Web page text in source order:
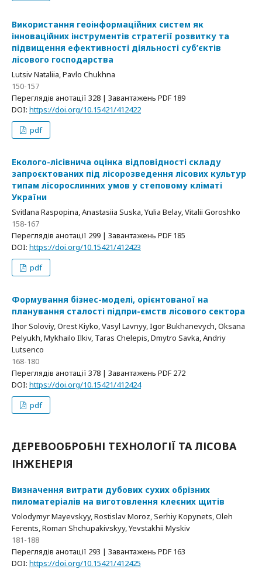
Використання геоінформаційних систем як
інноваційних інструментів стратегії розвитку та
підвищення ефективності діяльності суб’єктів
лісового господарства
Lutsiv Nataliia, Pavlo Chukhna
150-157
Переглядів анотації 328 | Завантажень PDF 189
DOI: https://doi.org/10.15421/412422
pdf
Еколого-лісівнича оцінка відповідності складу
запроєктованих під лісорозведення лісових культур
типам лісорослинних умов у степовому кліматі
України
Svitlana Raspopina, Anastasiia Suska, Yulia Belay, Vitalii Goroshko
158-167
Переглядів анотації 299 | Завантажень PDF 185
DOI: https://doi.org/10.15421/412423
pdf
Формування бізнес-моделі, орієнтованої на
планування сталості підпри-ємств лісового сектора
Ihor Soloviy, Orest Kiyko, Vasyl Lavnyy, Igor Bukhanevych, Oksana
Pelyukh, Mykhailo Ilkiv, Taras Chelepis, Dmytro Savka, Andriy
Lutsenco
168-180
Переглядів анотації 378 | Завантажень PDF 272
DOI: https://doi.org/10.15421/412424
pdf
ДЕРЕВООБРОБНІ ТЕХНОЛОГІЇ ТА ЛІСОВА
ІНЖЕНЕРІЯ
Визначення витрати дубових сухих обрізних
пиломатеріалів на виготовлення клеєних щитів
Volodymyr Mayevskyy, Rostislav Moroz, Serhiy Kopynets, Oleh
Ferents, Roman Shchupakivskyy, Yevstakhii Myskiv
181-188
Переглядів анотації 293 | Завантажень PDF 163
DOI: https://doi.org/10.15421/412425